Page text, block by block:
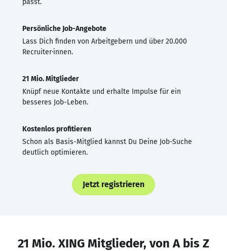
Persönliche Job-Angebote
Lass Dich finden von Arbeitgebern und über 20.000
Recruiter·innen.
21 Mio. Mitglieder
Knüpf neue Kontakte und erhalte Impulse für ein
besseres Job-Leben.
Kostenlos profitieren
Schon als Basis-Mitglied kannst Du Deine Job-Suche
deutlich optimieren.
Jetzt registrieren
21 Mio. XING Mitglieder, von A bis Z